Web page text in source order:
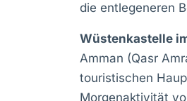
die entlegeneren
Wüstenkastelle
Amman (Qasr
touristischen
Morgenaktivität